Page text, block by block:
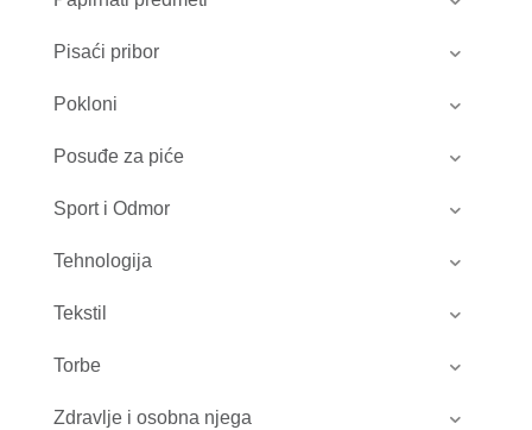
Pisaći pribor
Pokloni
Posuđe za piće
Sport i Odmor
Tehnologija
Tekstil
Torbe
Zdravlje i osobna njega